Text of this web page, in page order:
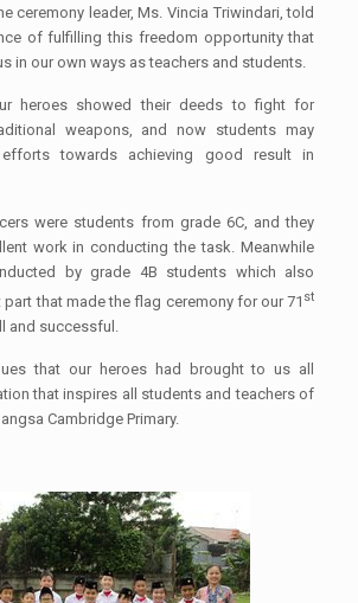
ceremony leader, Ms. Vincia Triwindari, told
of fulfilling this freedom opportunity that
in our own ways as teachers and students.
heroes showed their deeds to fight for
weapons, and now students may
towards achieving good result in
were students from grade 6C, and they
work in conducting the task. Meanwhile
by grade 4B students which also
that made the flag ceremony for our 71 st
and successful.
that our heroes had brought to us all
that inspires all students and teachers of
Cambridge Primary.